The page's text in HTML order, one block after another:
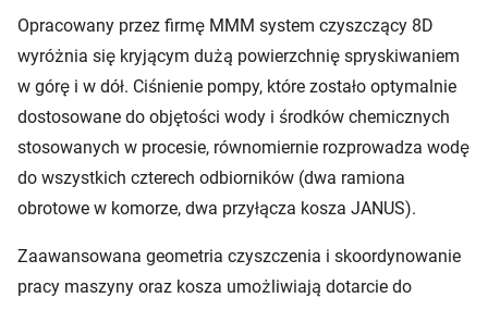
Opracowany przez firmę MMM system czyszczący 8D
wyróżnia się kryjącym dużą powierzchnię spryskiwaniem
w górę i w dół. Ciśnienie pompy, które zostało optymalnie
dostosowane do objętości wody i środków chemicznych
stosowanych w procesie, równomiernie rozprowadza wodę
do wszystkich czterech odbiorników (dwa ramiona
obrotowe w komorze, dwa przyłącza kosza JANUS).
Zaawansowana geometria czyszczenia i skoordynowanie
pracy maszyny oraz kosza umożliwiają dotarcie do